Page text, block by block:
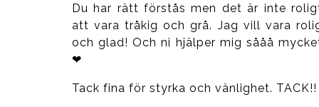
Du har rätt förstås men det är inte
att vara tråkig och grå. Jag vill vara
och glad! Och ni hjälper mig sååå
❤
Tack fina för styrka och vänlighet. TACK!!